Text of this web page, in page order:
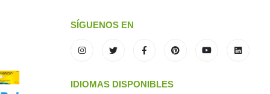
SÍGUENOS EN
IDIOMAS DISPONIBLES